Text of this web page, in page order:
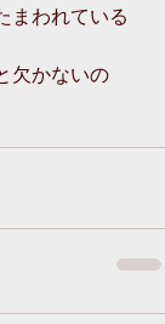
まわれている
欠かないの